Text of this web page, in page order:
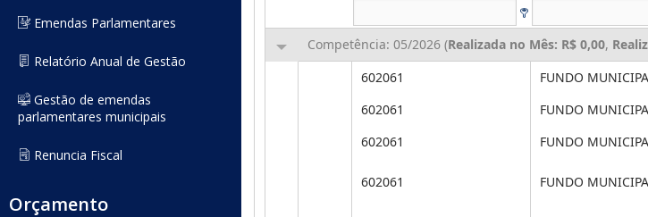
Emendas Parlamentares
Relatório Anual de Gestão
Gestão de emendas
parlamentares municipais
Renuncia Fiscal
Orçamento